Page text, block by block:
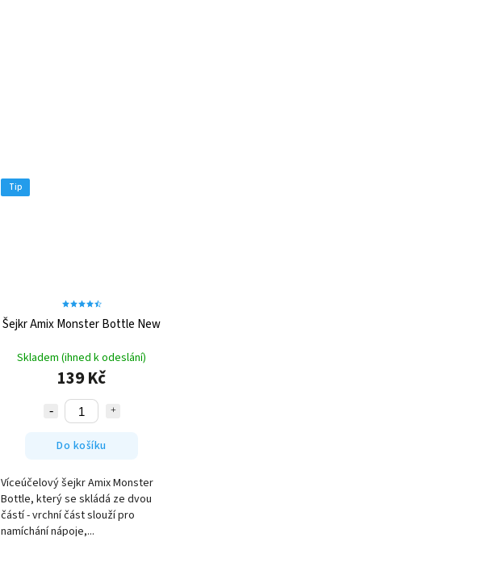
Tip
Šejkr Amix Monster Bottle New
Skladem (ihned k odeslání)
139 Kč
Do košíku
Víceúčelový šejkr Amix Monster
Bottle, který se skládá ze dvou
částí - vrchní část slouží pro
namíchání nápoje,...